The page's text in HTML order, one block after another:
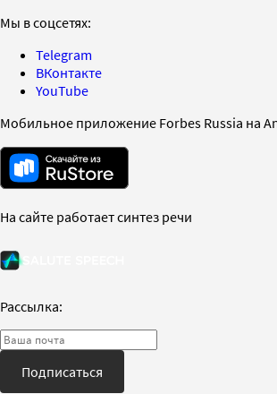
Мы в соцсетях:
Telegram
ВКонтакте
YouTube
Мобильное приложение Forbes Russia на
На сайте работает синтез речи
Рассылка:
Подписаться